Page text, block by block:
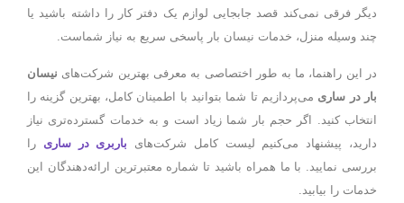
دیگر فرقی نمی‌کند قصد جابجایی لوازم یک دفتر کار را داشته باشید یا
چند وسیله منزل، خدمات نیسان بار پاسخی سریع به نیاز شماست.
در این راهنما، ما به طور اختصاصی به معرفی بهترین شرکت‌های نیسان
بار در ساری می‌پردازیم تا شما بتوانید با اطمینان کامل، بهترین گزینه را
انتخاب کنید. اگر حجم بار شما زیاد است و به خدمات گسترده‌تری نیاز
دارید، پیشنهاد می‌کنیم لیست کامل شرکت‌های باربری در ساری را
بررسی نمایید. با ما همراه باشید تا شماره معتبرترین ارائه‌دهندگان این
خدمات را بیابید.